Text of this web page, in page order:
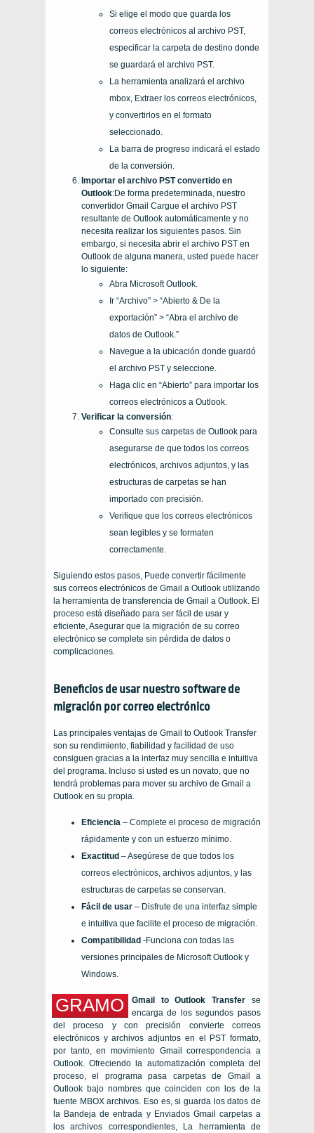
Si elige el modo que guarda los
correos electrónicos al archivo PST,
especificar la carpeta de destino donde
se guardará el archivo PST.
La herramienta analizará el archivo
mbox, Extraer los correos electrónicos,
y convertirlos en el formato
seleccionado.
La barra de progreso indicará el estado
de la conversión.
Importar el archivo PST convertido en
Outlook:De forma predeterminada, nuestro
convertidor Gmail Cargue el archivo PST
resultante de Outlook automáticamente y no
necesita realizar los siguientes pasos. Sin
embargo, si necesita abrir el archivo PST en
Outlook de alguna manera, usted puede hacer
lo siguiente:
Abra Microsoft Outlook.
Ir “Archivo” > “Abierto & De la
exportación” > “Abra el archivo de
datos de Outlook.”
Navegue a la ubicación donde guardó
el archivo PST y seleccione.
Haga clic en “Abierto” para importar los
correos electrónicos a Outlook.
Verificar la conversión:
Consulte sus carpetas de Outlook para
asegurarse de que todos los correos
electrónicos, archivos adjuntos, y las
estructuras de carpetas se han
importado con precisión.
Verifique que los correos electrónicos
sean legibles y se formaten
correctamente.
Siguiendo estos pasos, Puede convertir fácilmente
sus correos electrónicos de Gmail a Outlook utilizando
la herramienta de transferencia de Gmail a Outlook. El
proceso está diseñado para ser fácil de usar y
eficiente, Asegurar que la migración de su correo
electrónico se complete sin pérdida de datos o
complicaciones.
Beneficios de usar nuestro software de
migración por correo electrónico
Las principales ventajas de Gmail to Outlook Transfer
son su rendimiento, fiabilidad y facilidad de uso
consiguen gracias a la interfaz muy sencilla e intuitiva
del programa. Incluso si usted es un novato, que no
tendrá problemas para mover su archivo de Gmail a
Outlook en su propia.
Eficiencia – Complete el proceso de migración
rápidamente y con un esfuerzo mínimo.
Exactitud – Asegúrese de que todos los
correos electrónicos, archivos adjuntos, y las
estructuras de carpetas se conservan.
Fácil de usar – Disfrute de una interfaz simple
e intuitiva que facilite el proceso de migración.
Compatibilidad -Funciona con todas las
versiones principales de Microsoft Outlook y
Windows.
GRAMO Gmail to Outlook Transfer se
encarga de los segundos pasos
del proceso y con precisión convierte correos
electrónicos y archivos adjuntos en el
PST formato,
por tanto, en movimiento Gmail correspondencia a
Outlook. Ofreciendo la automatización completa del
proceso, el programa pasa carpetas de Gmail a
Outlook bajo nombres que coinciden con los de la
fuente MBOXarchivos. Eso es, si guarda los datos de
la Bandeja de entrada y Enviados Gmail
carpetas a
los archivos correspondientes, La herramienta de